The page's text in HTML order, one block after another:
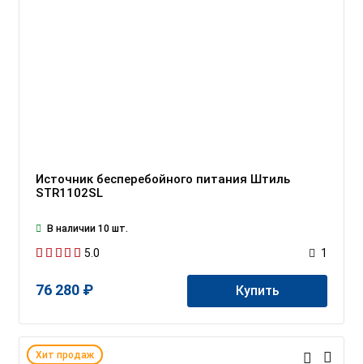
Источник бесперебойного питания Штиль
STR1102SL
В наличии 10 шт.
5.0 1
76 280 ₽ Купить
Хит продаж